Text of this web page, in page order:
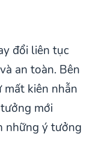
đổi liên tục
an toàn. Bên
mất kiên nhẫn
mới
những ý tưởng